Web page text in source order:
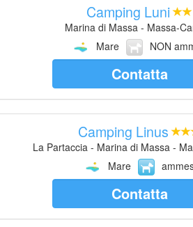
Camping Luni
Marina di Massa - Massa-
Mare
NON
Contatta
Camping Linus
La Partaccia - Marina di Massa -
Mare
Contatta